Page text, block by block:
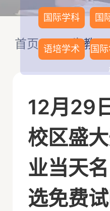
国际学科 国
语培学术
国
首页>犀牛教研
12月29
校区盛
业当天
选免费试